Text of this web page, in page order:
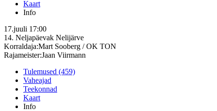
Kaart
Info
17.juuli 17:00
14. Neljapäevak Nelijärve
Korraldaja:Mart Sooberg / OK TON
Rajameister:Jaan Viirmann
Tulemused (459)
Vaheajad
Teekonnad
Kaart
Info